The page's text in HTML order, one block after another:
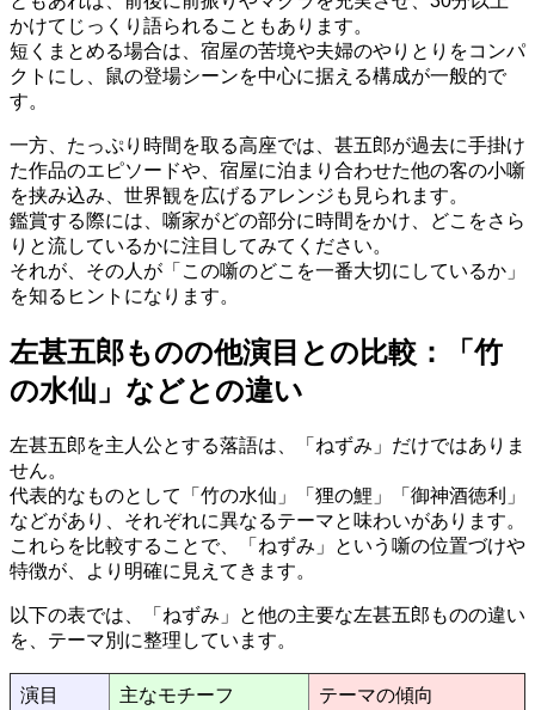
かけてじっくり語られることもあります。
短くまとめる場合は、宿屋の苦境や夫婦のやりとりをコンパ
クトにし、鼠の登場シーンを中心に据える構成が一般的で
す。
一方、たっぷり時間を取る高座では、甚五郎が過去に手掛け
た作品のエピソードや、宿屋に泊まり合わせた他の客の小噺
を挟み込み、世界観を広げるアレンジも見られます。
鑑賞する際には、噺家がどの部分に時間をかけ、どこをさら
りと流しているかに注目してみてください。
それが、その人が「この噺のどこを一番大切にしているか」
を知るヒントになります。
左甚五郎ものの他演目との比較：「竹
の水仙」などとの違い
左甚五郎を主人公とする落語は、「ねずみ」だけではありま
せん。
代表的なものとして「竹の水仙」「狸の鯉」「御神酒徳利」
などがあり、それぞれに異なるテーマと味わいがあります。
これらを比較することで、「ねずみ」という噺の位置づけや
特徴が、より明確に見えてきます。
以下の表では、「ねずみ」と他の主要な左甚五郎ものの違い
を、テーマ別に整理しています。
演目 主なモチーフ テーマの傾向